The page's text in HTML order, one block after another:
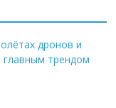
дронов и
главным трендом